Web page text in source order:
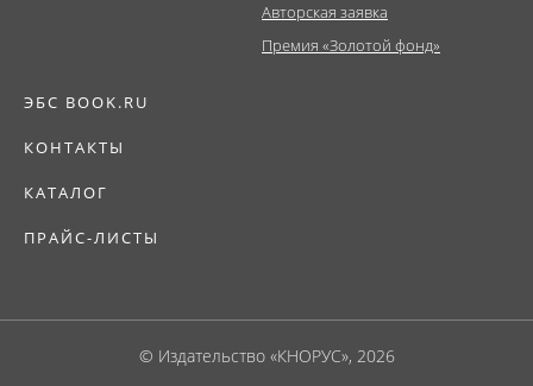
Авторская заявка
Премия «Золотой фонд»
ЭБС BOOK.RU
КОНТАКТЫ
КАТАЛОГ
ПРАЙС-ЛИСТЫ
© Издательство «КНОРУС», 2026